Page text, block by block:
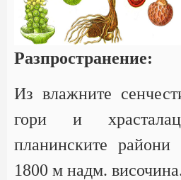
Разпространение:
Из влажните
гори и
планинските райони
1800 м надм.